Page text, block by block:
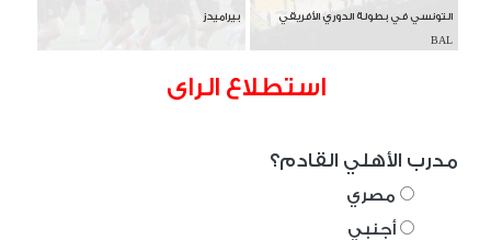
التونسي في بطولة الدوري الأفريقي
BAL
بيراميدز
استطلاع الراى
مدرب الأهلي القادم؟
مصري
أجنبي